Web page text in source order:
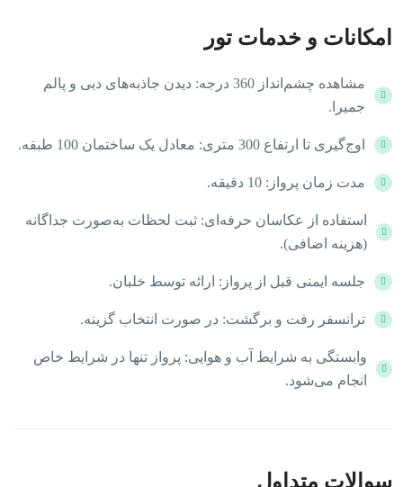
امکانات و خدمات تور
مشاهده چشم‌انداز 360 درجه: دیدن جاذبه‌های دبی و پالم
جمیرا.
اوج‌گیری تا ارتفاع 300 متری: معادل یک ساختمان 100 طبقه.
مدت زمان پرواز: 10 دقیقه.
استفاده از عکاسان حرفه‌ای: ثبت لحظات به‌صورت جداگانه
(هزینه اضافی).
جلسه ایمنی قبل از پرواز: ارائه توسط خلبان.
ترانسفر رفت و برگشت: در صورت انتخاب گزینه.
وابستگی به شرایط آب و هوایی: پرواز تنها در شرایط خاص
انجام می‌شود.
سوالات متداول